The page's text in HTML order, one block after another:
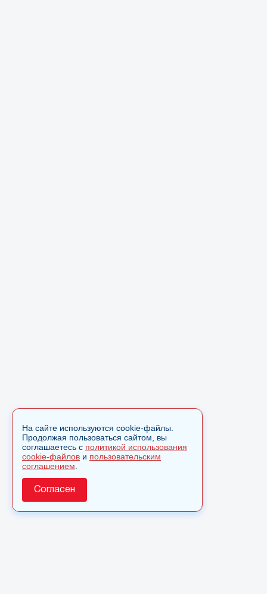
На сайте используются cookie-файлы.
Продолжая пользоваться сайтом, вы
соглашаетесь с политикой использования
cookie-файлов и пользовательским
соглашением
Согласен